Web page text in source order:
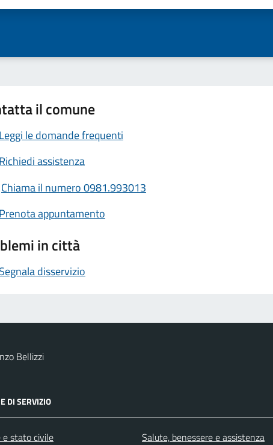
il comune
le domande frequenti
assistenza
Chiama il numero 0981.993013
appuntamento
in città
disservizio
Bellizzi
DI SERVIZIO
e stato civile
Salute, benessere e assistenza